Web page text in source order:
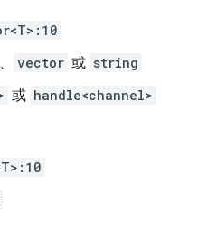
、 vector 或 string
或 handle<channel>